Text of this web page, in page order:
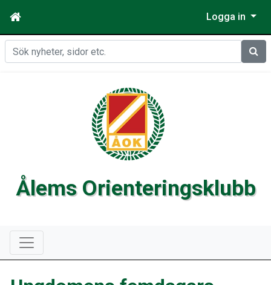
Logga in
Sök
Ålems Orienteringsklubb